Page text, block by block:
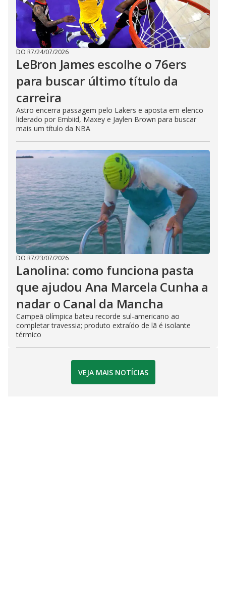
DO R7/24/07/2026
LeBron James escolhe o 76ers
para buscar último título da
carreira
Astro encerra passagem pelo Lakers e aposta em elenco
liderado por Embiid, Maxey e Jaylen Brown para buscar
mais um título da NBA
DO R7/23/07/2026
Lanolina: como funciona pasta
que ajudou Ana Marcela Cunha a
nadar o Canal da Mancha
Campeã olímpica bateu recorde sul-americano ao
completar travessia; produto extraído de lã é isolante
térmico
VEJA MAIS NOTÍCIAS